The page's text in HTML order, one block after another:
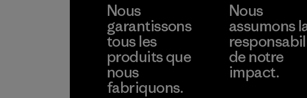
Nous
garantissons
tous les
produits que
nous
fabriquons.
Nous
assumons
de notre
impact.